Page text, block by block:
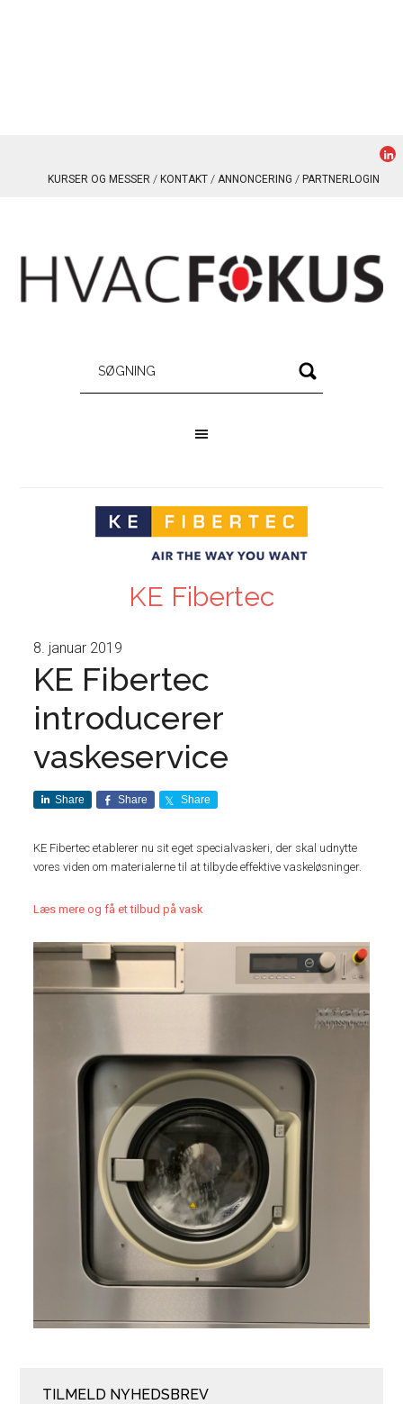
KURSER OG MESSER KONTAKT ANNONCERING PARTNERLOGIN
KE Fibertec
8. januar 2019
KE Fibertec
introducerer
vaskeservice
Share Share Share
KE Fibertec etablerer nu sit eget specialvaskeri, der skal udnytte
vores viden om materialerne til at tilbyde effektive vaskeløsninger.
Læs mere og få et tilbud på vask
TILMELD NYHEDSBREV